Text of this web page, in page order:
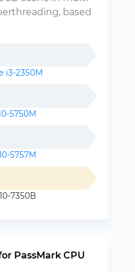
based
i3-2350M
5750M
5757M
7350B
PassMark CPU